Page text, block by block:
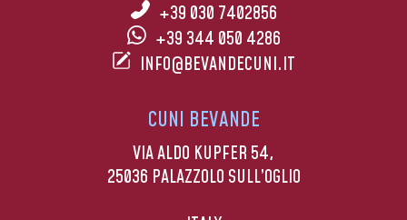
+39 030 7402856
+39 344 050 4286
INFO@BEVANDECUNI.IT
CUNI BEVANDE
VIA ALDO KUPFER 54,
25036 PALAZZOLO SULL’OGLIO